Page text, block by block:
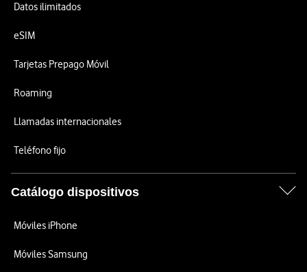
Datos ilimitados
eSIM
Tarjetas Prepago Móvil
Roaming
Llamadas internacionales
Teléfono fijo
Catálogo dispositivos
Móviles iPhone
Móviles Samsung